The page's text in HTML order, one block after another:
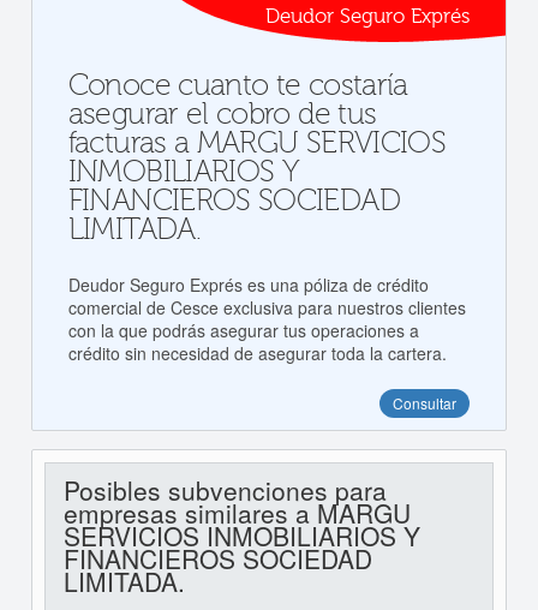
Deudor Seguro Exprés
Conoce cuanto te costaría
asegurar el cobro de tus
facturas a MARGU SERVICIOS
INMOBILIARIOS Y
FINANCIEROS SOCIEDAD
LIMITADA.
Deudor Seguro Exprés es una póliza de crédito
comercial de Cesce exclusiva para nuestros clientes
con la que podrás asegurar tus operaciones a
crédito sin necesidad de asegurar toda la cartera.
Consultar
Posibles subvenciones para
empresas similares a MARGU
SERVICIOS INMOBILIARIOS Y
FINANCIEROS SOCIEDAD
LIMITADA.